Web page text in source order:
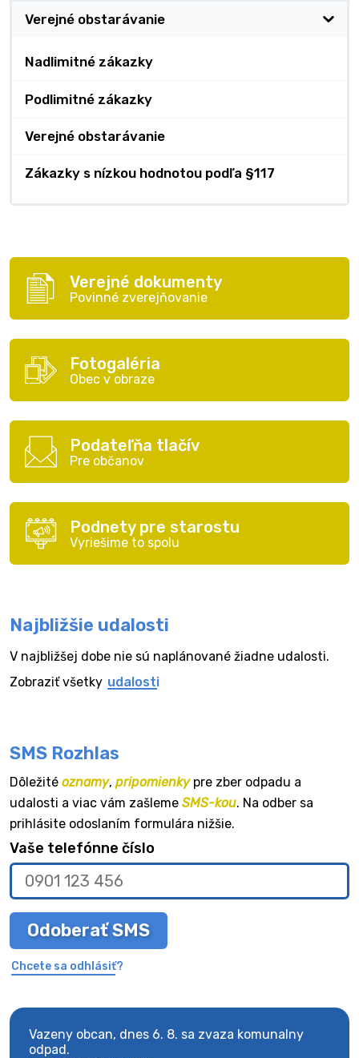
Verejné obstarávanie
Nadlimitné zákazky
Podlimitné zákazky
Verejné obstarávanie
Zákazky s nízkou hodnotou podľa §117
Verejné dokumenty
Povinné zverejňovanie
Fotogaléria
Obec v obraze
Podateľňa tlačív
Pre občanov
Podnety pre starostu
Vyriešime to spolu
Najbližšie udalosti
V najbližšej dobe nie sú naplánované žiadne udalosti.
Zobraziť všetky udalosti
SMS Rozhlas
Dôležité oznamy, pripomienkypre zber odpadu a
udalosti a viac vám zašleme SMS-kou. Na odber sa
prihlásite odoslaním formulára nižšie.
Vaše telefónne číslo
Odoberať SMS
Chcete sa odhlásiť?
Vazeny obcan, dnes 6. 8. sa zvaza komunalny
odpad.